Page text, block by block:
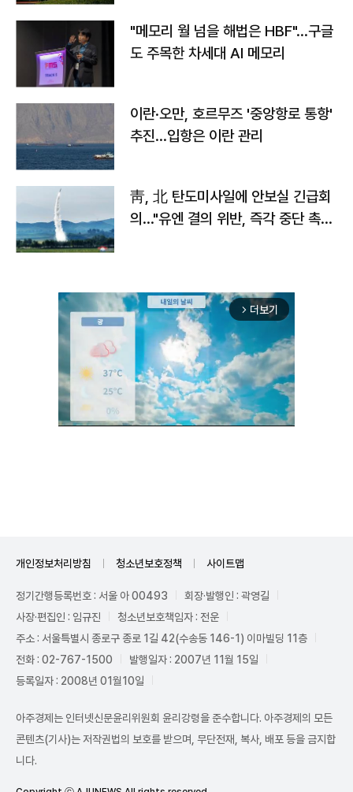
"메모리 월 넘을 해법은 HBF"…구글
도 주목한 차세대 AI 메모리
이란·오만, 호르무즈 '중앙항로 통항'
추진…입항은 이란 관리
靑, 北 탄도미사일에 안보실 긴급회
의…"유엔 결의 위반, 즉각 중단 촉
arrow_forward_ios 더보기
개인정보처리방침 청소년보호정책 사이트맵
정기간행등록번호 : 서울 아 00493
회장·발행인 : 곽영길
사장·편집인 : 임규진
청소년보호책임자 : 전운
주소 : 서울특별시 종로구 종로 1길 42(수송동 146-1) 이마빌딩 11층
전화 : 02-767-1500
발행일자 : 2007년 11월 15일
등록일자 : 2008년 01월10일
아주경제는 인터넷신문윤리위원회 윤리강령을 준수합니다. 아주경제의 모든
콘텐츠(기사)는 저작권법의 보호를 받으며, 무단전재, 복사, 배포 등을 금지합
니다.